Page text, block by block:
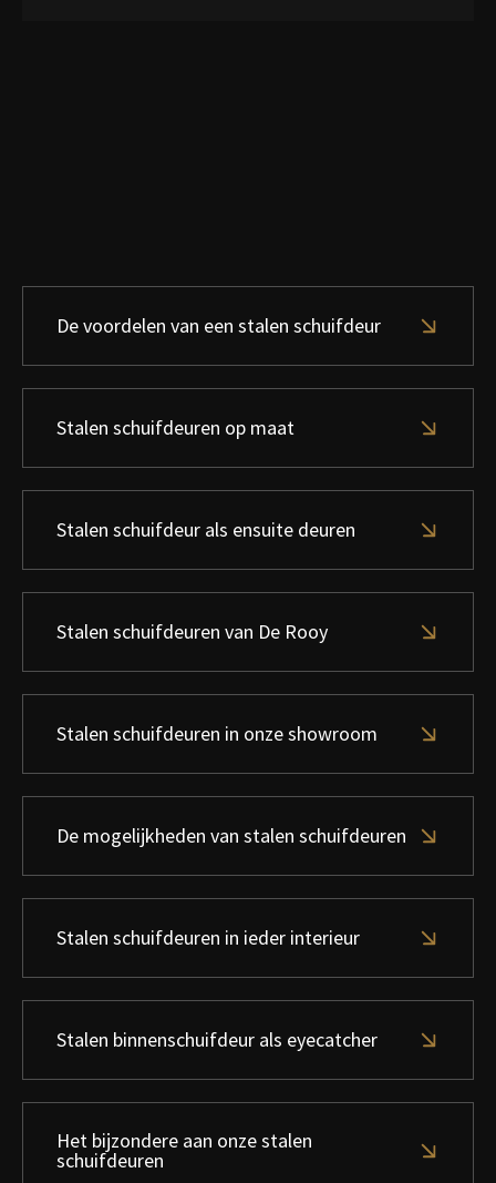
De voordelen van een stalen schuifdeur
Stalen schuifdeuren op maat
Stalen schuifdeur als ensuite deuren
Stalen schuifdeuren van De Rooy
Stalen schuifdeuren in onze showroom
De mogelijkheden van stalen schuifdeuren
Stalen schuifdeuren in ieder interieur
Stalen binnenschuifdeur als eyecatcher
Het bijzondere aan onze stalen
schuifdeuren